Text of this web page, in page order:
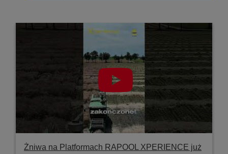
Żniwa na Platformach RAPOOL XPERIENCE już